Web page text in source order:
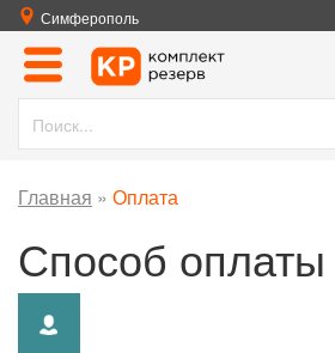
Симферополь
Главная » Оплата
Способ оплаты